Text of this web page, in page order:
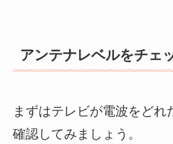
アンテナレベルをチェ
まずはテレビが電波をどれ
確認してみましょう。